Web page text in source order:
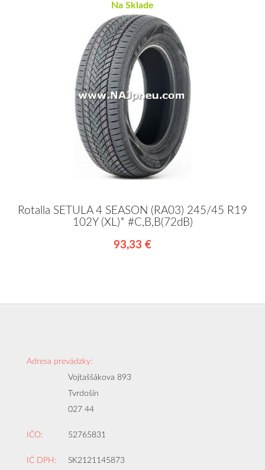
Na Sklade
Rotalla SETULA 4 SEASON (RA03) 245/45 R19
102Y (XL)* #C,B,B(72dB)
93,33 €
Adresa prevádzky:
Vojtaššákova 893
Tvrdošín
027 44
IČO: 52765831
IČ DPH: SK2121145873